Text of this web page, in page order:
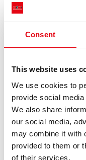
Consent
This website uses
We use cookies to
provide social
We also share
our social media,
may combine it with
provided to them or
of their services.
Produkty i
najlepszego
związanych z
zapewnienie
Stal nierdzewna to
ważna jest
pitnej, od
przemysłowych
przeprowadzana
dezynfekcja.